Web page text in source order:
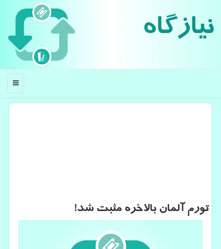
نیازگاه
منو
تورم آلمان بالاخره مثبت شد!